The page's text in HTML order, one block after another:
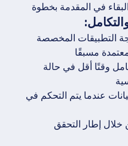
في المقدمة بخطوة
التطبيقات المخصصة
وقتًا أقل في حالة
عندما يتم التحكم في
إطار التحقق